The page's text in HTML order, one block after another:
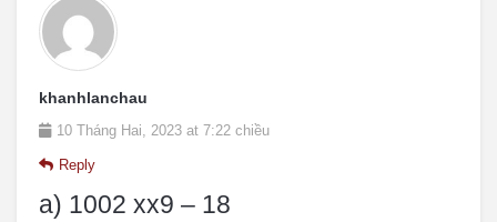
khanhlanchau
10 Tháng Hai, 2023 at 7:22 chiều
Reply
a) 1002 xx9 – 18